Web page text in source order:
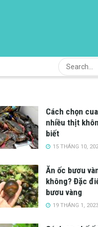
Cách chọn
nhiều thịt
biết
15 THÁNG 10,
Ăn ốc bươu
không? Đặc
bươu vàng
19 THÁNG 1, 2023